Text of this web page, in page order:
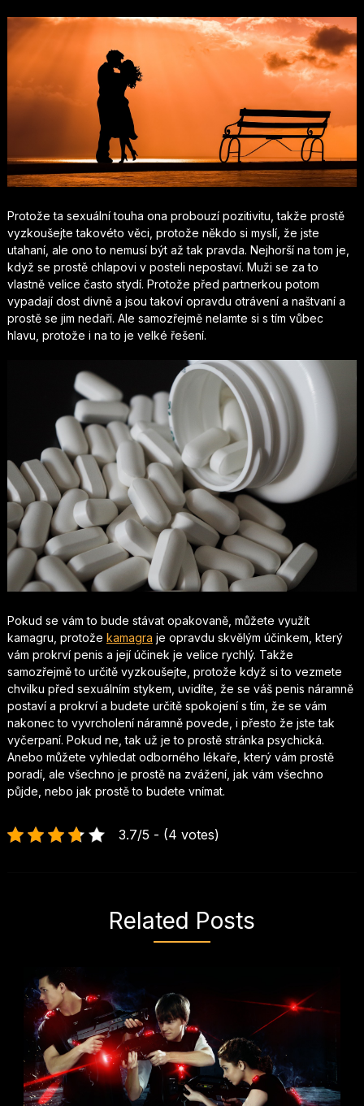
Protože ta sexuální touha ona probouzí pozitivitu, takže prostě
vyzkoušejte takovéto věci, protože někdo si myslí, že jste
utahaní, ale ono to nemusí být až tak pravda. Nejhorší na tom je,
když se prostě chlapovi v posteli nepostaví. Muži se za to
vlastně velice často stydí. Protože před partnerkou potom
vypadají dost divně a jsou takoví opravdu otrávení a naštvaní a
prostě se jim nedaří. Ale samozřejmě nelamte si s tím vůbec
hlavu, protože i na to je velké řešení.
Pokud se vám to bude stávat opakovaně, můžete využít
kamagru, protože kamagra je opravdu skvělým účinkem, který
vám prokrví penis a její účinek je velice rychlý. Takže
samozřejmě to určitě vyzkoušejte, protože když si to vezmete
chvilku před sexuálním stykem, uvidíte, že se váš penis náramně
postaví a prokrví a budete určitě spokojení s tím, že se vám
nakonec to vyvrcholení náramně povede, i přesto že jste tak
vyčerpaní. Pokud ne, tak už je to prostě stránka psychická.
Anebo můžete vyhledat odborného lékaře, který vám prostě
poradí, ale všechno je prostě na zvážení, jak vám všechno
půjde, nebo jak prostě to budete vnímat.
3.7/5 - (4 votes)
Related Posts